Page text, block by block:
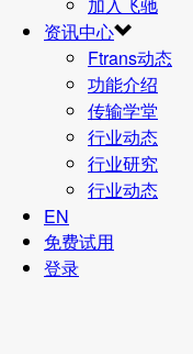
资讯中心
Ftrans动态
功能介绍
传输学堂
行业动态
行业研究
行业动态
EN
免费试用
登录